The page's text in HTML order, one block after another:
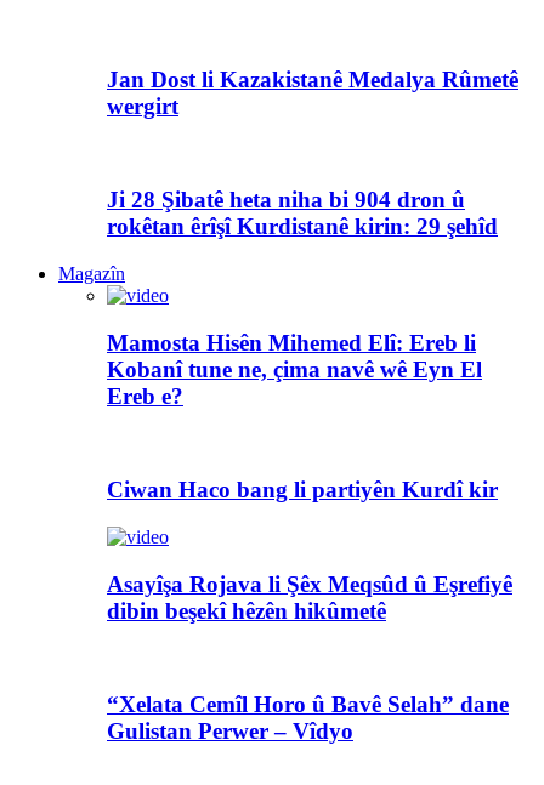
Jan Dost li Kazakistanê Medalya Rûmetê
wergirt
Ji 28 Şibatê heta niha bi 904 dron û
rokêtan êrîşî Kurdistanê kirin: 29 şehîd
Magazîn
Mamosta Hisên Mihemed Elî: Ereb li
Kobanî tune ne, çima navê wê Eyn El
Ereb e?
Ciwan Haco bang li partiyên Kurdî kir
Asayîşa Rojava li Şêx Meqsûd û Eşrefiyê
dibin beşekî hêzên hikûmetê
“Xelata Cemîl Horo û Bavê Selah” dane
Gulistan Perwer – Vîdyo